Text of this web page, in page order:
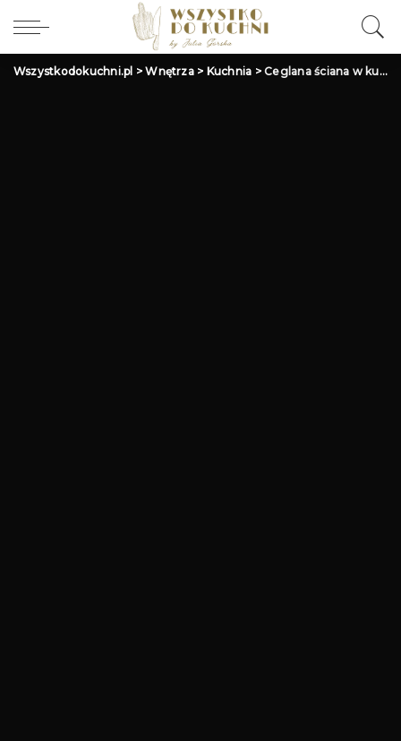
Wszystkodokuchni.pl >Wnętrza> Kuchnia >Ceglana ściana w kuchni – inspiracje i aranżacje na modny wystrój